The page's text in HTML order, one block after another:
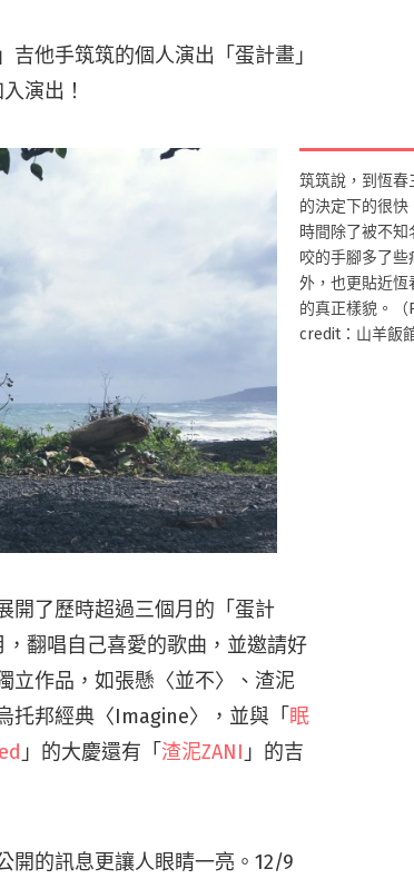
他手筑筑的個人演出「蛋計畫」
演出！
筑筑說，到恆春
的決定下的很快
時間除了被不知
咬的手腳多了些
外，也更貼近恆
的真正樣貌。（
credit：山羊飯館
開了歷時超過三個月的「蛋計
翻唱自己喜愛的歌曲，並邀請好
立作品，如張懸〈並不〉、渣泥
托邦經典〈Imagine〉，並與「 眠
」的大慶還有「 渣泥ZANI 」的吉
開的訊息更讓人眼睛一亮。12/9